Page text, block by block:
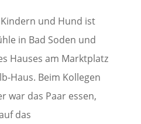
und Hund ist
in Bad Soden und
Hauses am Marktplatz
Haus. Beim Kollegen
war das Paar essen,
das